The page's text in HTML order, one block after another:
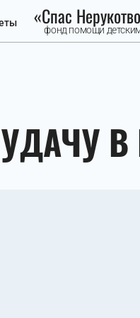
«Спас
фонд помощи
В